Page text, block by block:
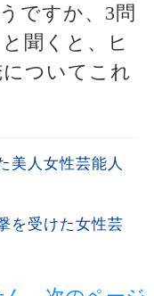
ですか、3問
聞くと、ヒ
ついてこれ
美人女性芸能人
を受けた女性芸